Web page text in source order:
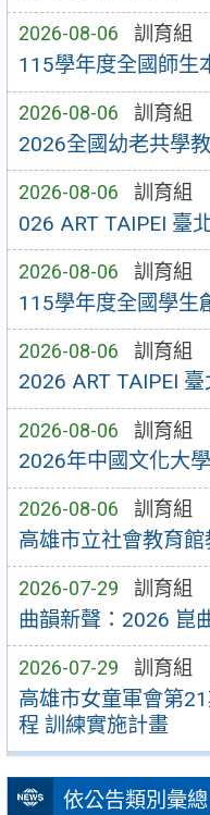
2026-08-06 訓育組
115學年度全國師生
2026-08-06 訓育組
2026全國幼老共學
2026-08-06 訓育組
026 ART TAIPEI 臺
2026-08-06 訓育組
115學年度全國學生
2026-08-06 訓育組
2026 ART TAIPEI
2026-08-06 訓育組
2026年中國文化大
2026-08-06 訓育組
高雄市立社會教育
2026-07-29 訓育組
曲韻新聲：2026 崑
2026-07-29 訓育組
高雄市女童軍會第
程 訓練實施計畫
依公告類別彙總